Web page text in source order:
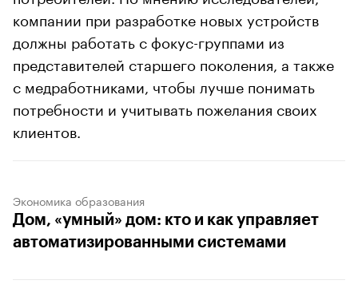
компании при разработке новых устройств
должны работать с фокус-группами из
представителей старшего поколения, а также
с медработниками, чтобы лучше понимать
потребности и учитывать пожелания своих
клиентов.
Экономика образования
Дом, «умный» дом: кто и как управляет
автоматизированными системами